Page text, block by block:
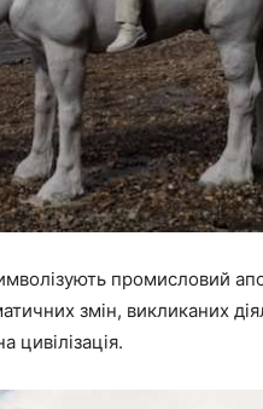
промисловий
змін, викликаних
цивілізація.